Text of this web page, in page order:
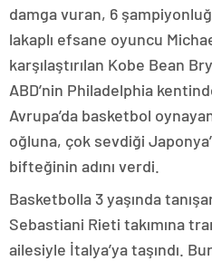
damga vuran, 6
lakaplı efsane oyuncu
karşılaştırılan Kobe Bean
ABD’nin Philadelphia
Avrupa’da basketbol
oğluna, çok sevdiği
bifteğinin adını verdi.
Basketbolla 3 yaşında
Sebastiani Rieti takımına
ailesiyle İtalya’ya taşındı.